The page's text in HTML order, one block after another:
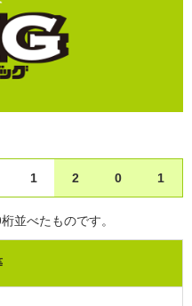
1 2 0 1
並べたものです。